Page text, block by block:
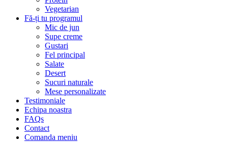
Vegetarian
Fă-ți tu programul
Mic de jun
Supe creme
Gustari
Fel principal
Salate
Desert
Sucuri naturale
Mese personalizate
Testimoniale
Echipa noastra
FAQs
Contact
Comanda meniu